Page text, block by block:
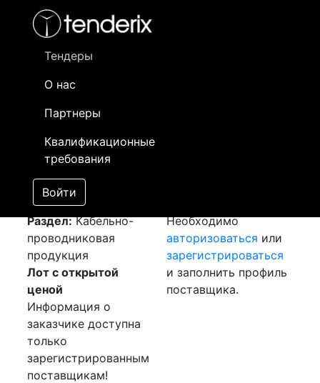
Тендеры
О нас
Партнеры
Квалификационные
требования
Войти
- активный лот
- сохраненный лот (не опубликован)
Закупка: Провод
[Завершен]
Лот №:
АУКЦИОН (покупка
товара)
Раздел:Кабельно-
проводниковая
продукция
Лот с открытой
ценой
Информация о
заказчике доступна
только
зарегистрированным
поставщикам!
Необходимо
авторизоваться или
зарегистрироваться
и заполнить профиль
поставщика.